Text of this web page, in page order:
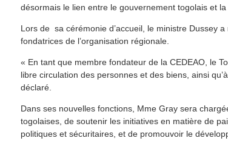
désormais le lien entre le gouvernement togolais et la
Lors de sa cérémonie d’accueil, le ministre Dussey
fondatrices de l’organisation régionale.
« En tant que membre fondateur de la CEDEAO, le
libre circulation des personnes et des biens, ainsi
déclaré.
Dans ses nouvelles fonctions, Mme Gray sera
togolaises, de soutenir les initiatives en matière de
politiques et sécuritaires, et de promouvoir le